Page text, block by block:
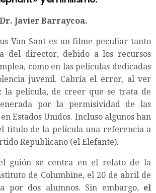
Dr. Javier Barraycoa.
Van Sant es un filme peculiar tanto
del director, debido a los recursos
como en las películas dedicadas
juvenil. Cabría el error, al ver
la película, de creer que se trata de
por la permisividad de las
Estados Unidos. Incluso algunos han
título de la película una referencia a
Republicano (el Elefante).
guión se centra en el relato de la
de Columbine, el 20 de abril de
por dos alumnos. Sin embargo, el